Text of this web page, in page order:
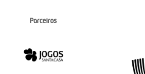
Parceiros